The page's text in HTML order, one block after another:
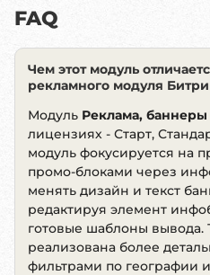
FAQ
Чем этот модуль
рекламного модуля
Модуль Реклама, баннеры
лицензиях - Старт,
модуль фокусируется на
промо-блоками через
менять дизайн и текст
редактируя элемент
готовые шаблоны вывода.
реализована более
фильтрами по географии